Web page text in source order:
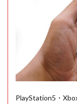
PlayStation5・